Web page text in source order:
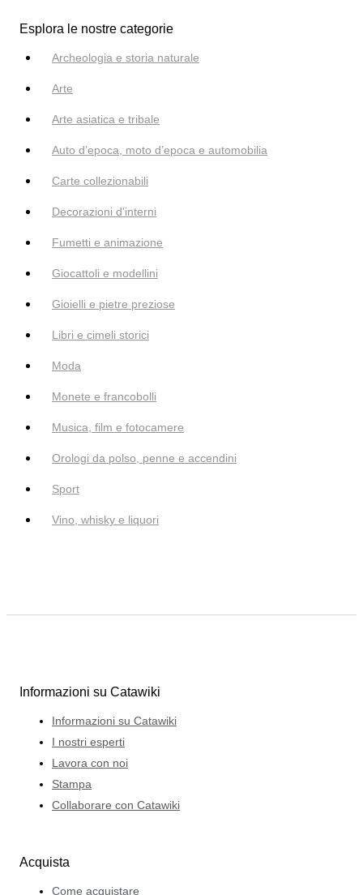
Esplora le nostre categorie
Archeologia e storia naturale
Arte
Arte asiatica e tribale
Auto d’epoca, moto d’epoca e automobilia
Carte collezionabili
Decorazioni d'interni
Fumetti e animazione
Giocattoli e modellini
Gioielli e pietre preziose
Libri e cimeli storici
Moda
Monete e francobolli
Musica, film e fotocamere
Orologi da polso, penne e accendini
Sport
Vino, whisky e liquori
Informazioni su Catawiki
Informazioni su Catawiki
I nostri esperti
Lavora con noi
Stampa
Collaborare con Catawiki
Acquista
Come acquistare